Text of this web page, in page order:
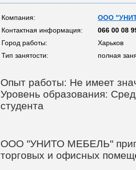
Компания:
ООО
Контактная информация:
066 00 08
Город работы:
Харьков
Тип занятости:
полная
Опыт работы: Не имеет
Уровень образования:
студента
ООО "УНИТО МЕБЕЛЬ"
торговых и офисных